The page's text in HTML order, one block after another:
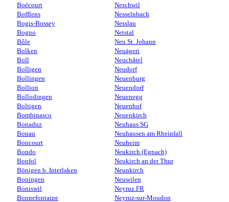
Boécourt
Bofflens
Bogis-Bossey
Bogno
Bôle
Bolken
Boll
Bolligen
Bollingen
Bollion
Bollodingen
Boltigen
Bombinasco
Bonaduz
Bonau
Boncourt
Bondo
Bonfol
Bönigen b. Interlaken
Boningen
Boniswil
Bonnefontaine
Neschwil
Nesselnbach
Nesslau
Netstal
Neu St. Johann
Neuägeri
Neuchâtel
Neudorf
Neuenburg
Neuendorf
Neuenegg
Neuenhof
Neuenkirch
Neuhaus SG
Neuhausen am Rheinfall
Neuheim
Neukirch (Egnach)
Neukirch an der Thur
Neunkirch
Neuwilen
Neyruz FR
Neyruz-sur-Moudon